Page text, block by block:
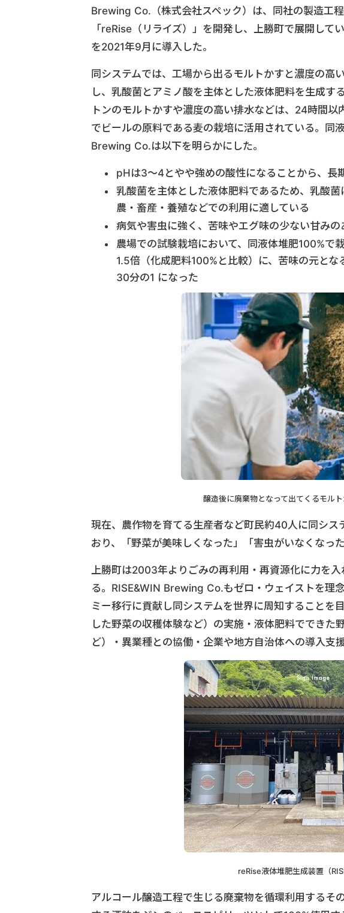
Brewing Co.（株式会社スペック）は、同社の製造工
「reRise（リライズ）」を開発し、上勝町で展開して
を2021年9月に導入した。
同システムでは、工場から出るモルトかすと濃度の高
し、乳酸菌とアミノ酸を主体とした液体肥料を生成す
トンのモルトかすや濃度の高い排水などは、24時間
でビールの原料である麦の栽培に活用されている。同
Brewing Co.は以下を明らかにした。
pHは3〜4とやや強めの酸性になることから、長
乳酸菌を主体とした液体肥料であるため、乳酸
農・畜産・養殖などでの利用に適している
病気や害虫に強く、苦味やエグ味の少ない甘みの
農場での試験栽培において、同液体堆肥100%で
1.5倍（化成肥料100%と比較）に、苦味の元と
30分の1 になった
醸造後に廃棄物となって出てくるモルト
現在、農作物を育てる生産者など町民約40人に同シス
おり、「野菜が美味しくなった」「害虫がいなくなっ
上勝町は2003年よりごみの再利用・再資源化に力を
る。RISE&WIN Brewing Co.もゼロ・ウェイストを理
ミー移行に貢献し同システムを世界に周知することを
した野菜の収穫体験など）の実施・液体肥料でできた
ど）・異業種との協働・企業や地方自治体への導入支
reRise液体堆肥生成装置（
アルコール醸造工程で生じる廃棄物を循環利用するそ